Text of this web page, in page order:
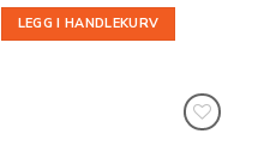
LEGG I HANDLEKURV